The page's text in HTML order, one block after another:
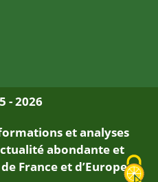
- 2026
et analyses
abondante et
France et d’Europe.